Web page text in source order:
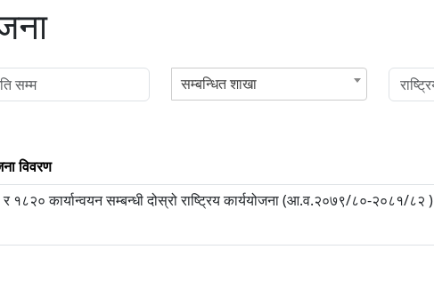
सम्बन्धित शाखा
विवरण
१८२० कार्यान्वयन सम्बन्धी दोस्रो राष्ट्रिय कार्ययोजना (आ.व.२०७९/८०-२०८१/८२ )